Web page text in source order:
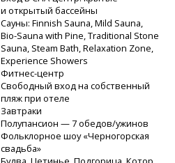
и открытый бассейны
Сауны: Finnish Sauna, Mild Sauna,
Bio-Sauna with Pine, Traditional Stone
Sauna, Steam Bath, Relaxation Zone,
Experience Showers
Фитнес-центр
Свободный вход на собственный
пляж при отеле
Завтраки
Полупансион — 7 обедов/ужинов
Фольклорное шоу «Черногорская
свадьба»